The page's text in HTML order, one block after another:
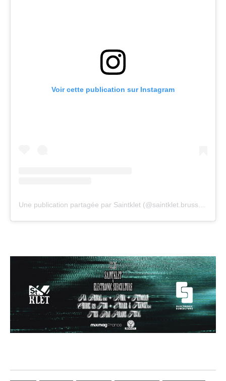
Voir cette publication sur Instagram
Une publication partagée par Saintklet (@saintklet.brussels)